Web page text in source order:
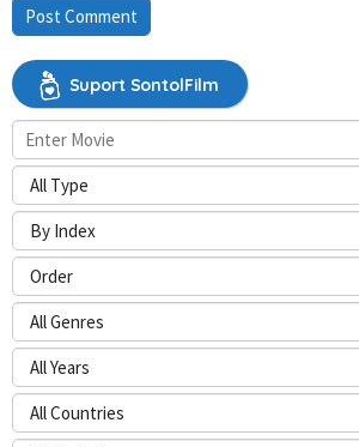
Suport SontolFilm